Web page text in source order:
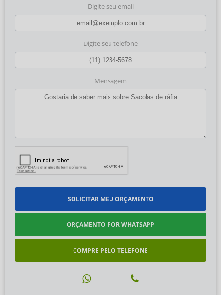
Digite seu email
Digite seu telefone
Mensagem
SOLICITAR MEU ORÇAMENTO
ORÇAMENTO POR WHATSAPP
COMPRE PELO TELEFONE